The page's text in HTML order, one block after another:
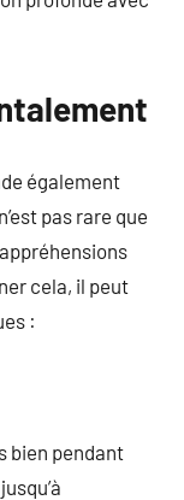
également
pas rare que
cela, il peut
:
bien pendant